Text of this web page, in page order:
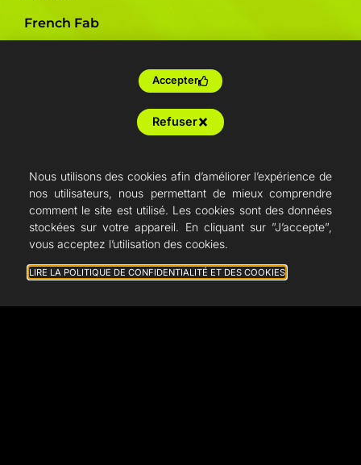
French Fab
Nous utilisons des cookies afin d’améliorer l’expérience de
nos utilisateurs, nous permettant de mieux comprendre
comment le site est utilisé. Les cookies sont des données
stockées sur votre appareil. En cliquant sur ”J’accepte”,
vous acceptez l’utilisation des cookies.
LIRE LA POLITIQUE DE CONFIDENTIALITÉ ET DES COOKIES
Accepter
Refuser